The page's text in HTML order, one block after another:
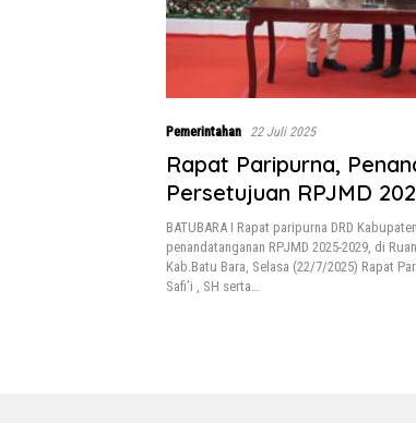
Pemerintahan 22 Juli 2025
Rapat Paripurna,
Persetujuan RPJMD
BATUBARA I Rapat paripurna DRD
penandatanganan RPJMD 2025-2029, di
Kab.Batu Bara, Selasa (22/7/2025) Rapat
Safi’i , SH serta…